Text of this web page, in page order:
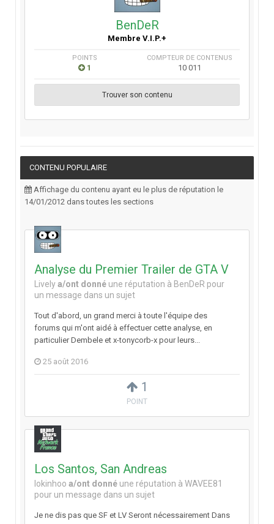
BenDeR
Membre V.I.P.+
POINTS
1
COMPTEUR DE CONTENUS
10 011
Trouver son contenu
CONTENU POPULAIRE
Affichage du contenu ayant eu le plus de réputation le
14/01/2012 dans toutes les sections
1
POINT
Analyse du Premier Trailer de GTA V
Livelya/ont donné une réputation à BenDeR pour
un message dans un sujet
Tout d'abord, un grand merci à toute l'équipe des
forums qui m'ont aidé à effectuer cette analyse, en
particulier Dembele et x-tonycorb-x pour leurs...
25 août 2016
Los Santos, San Andreas
lokinhoo a/ont donné une réputation à WAVEE81
pour un message dans un sujet
Je ne dis pas que SF et LV Seront nécessairement Dans